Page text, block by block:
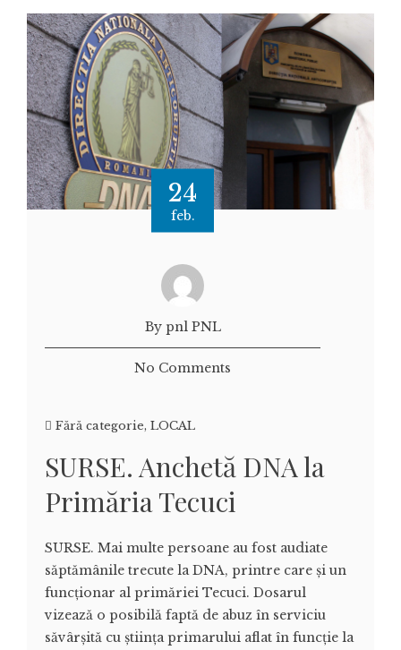
24
feb.
By pnl PNL
No Comments
Fără categorie, LOCAL
SURSE. Anchetă DNA la
Primăria Tecuci
SURSE. Mai multe persoane au fost audiate
săptămânile trecute la DNA, printre care și un
funcționar al primăriei Tecuci. Dosarul
vizează o posibilă faptă de abuz în serviciu
săvârșită cu știința primarului aflat în funcție la